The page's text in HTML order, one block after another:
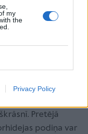
my
the
Privacy Policy
dzīvo gaisā, tās
īpašu augsni
Citas orhidejas
augsnei jābūt
skābai,” stāsta
jāapstrādā,
Pretējā
podiņa var